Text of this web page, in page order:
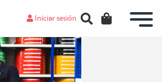
Iniciar sesión